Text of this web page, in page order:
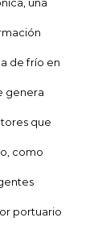
de frío en
genera
que
como
portuario